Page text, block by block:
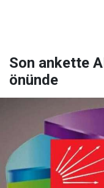
Son ankette
önünde